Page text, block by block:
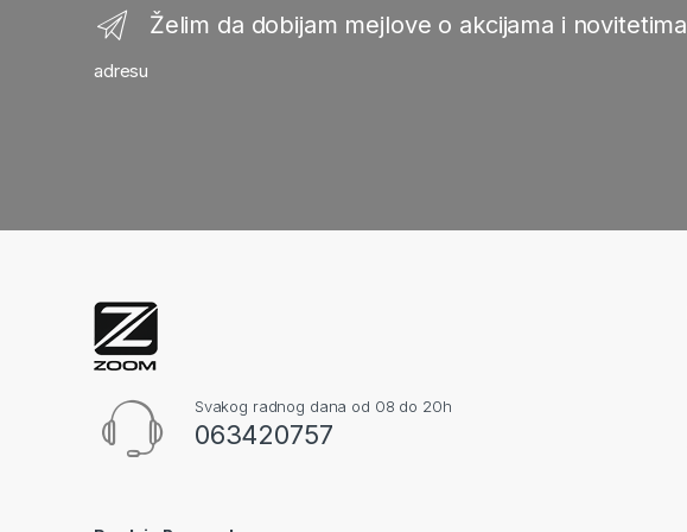
Želim da dobijam mejlove o akcijama i novitetima
adresu
Svakog radnog dana od 08 do 20h
063420757